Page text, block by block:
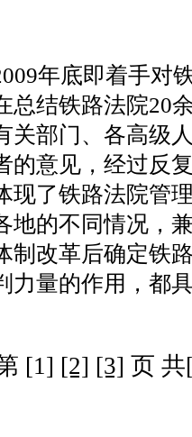
年底即着手对
总结铁路法院20
关部门、各高级
的意见，经过反
现了铁路法院管
地的不同情况，
制改革后确定铁
力量的作用，都
[1] [2] [3] 页